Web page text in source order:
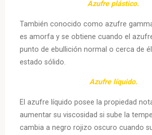
Azufre plástico.
También conocido como azufre
es amorfa y se obtiene cuando el
punto de ebullición normal o cerca de
estado sólido.
Azufre líquido.
El azufre líquido posee la propiedad
aumentar su viscosidad si sube la
cambia a negro rojizo oscuro cuando